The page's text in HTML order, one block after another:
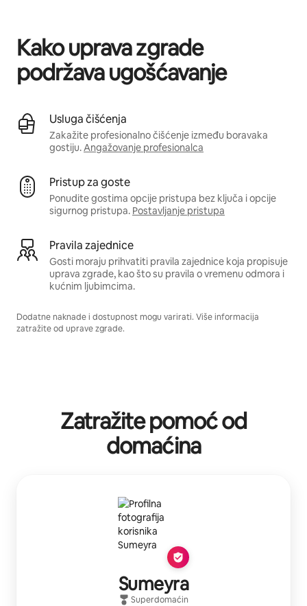
Kako uprava zgrade
podržava ugošćavanje
Usluga čišćenja
Zakažite profesionalno čišćenje između boravaka
gostiju.Angažovanje profesionalca
Pristup za goste
Ponudite gostima opcije pristupa bez ključa i opcije
sigurnog pristupa. Postavljanje pristupa
Pravila zajednice
Gosti moraju prihvatiti pravila zajednice koja propisuje
uprava zgrade, kao što su pravila o vremenu odmora i
kućnim ljubimcima.
Dodatne naknade i dostupnost mogu varirati. Više informacija
zatražite od uprave zgrade.
Zatražite pomoć od
domaćina
Sumeyra
Superdomaćin